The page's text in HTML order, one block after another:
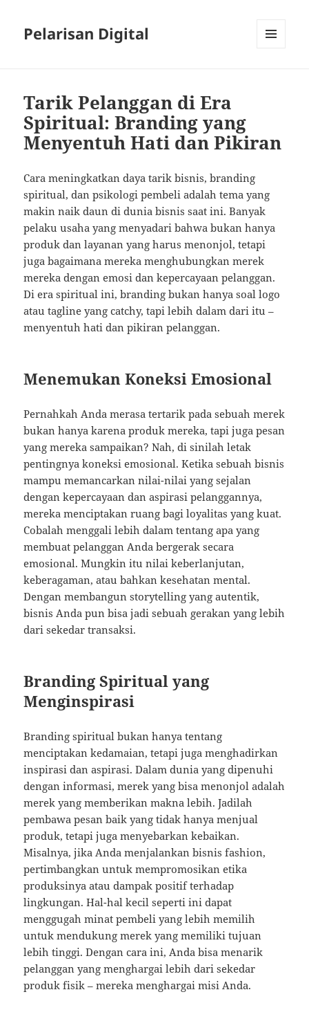
Pelarisan Digital
Tarik Pelanggan di Era
Spiritual: Branding yang
Menyentuh Hati dan Pikiran
Cara meningkatkan daya tarik bisnis, branding
spiritual, dan psikologi pembeli adalah tema yang
makin naik daun di dunia bisnis saat ini. Banyak
pelaku usaha yang menyadari bahwa bukan hanya
produk dan layanan yang harus menonjol, tetapi
juga bagaimana mereka menghubungkan merek
mereka dengan emosi dan kepercayaan pelanggan.
Di era spiritual ini, branding bukan hanya soal logo
atau tagline yang catchy, tapi lebih dalam dari itu –
menyentuh hati dan pikiran pelanggan.
Menemukan Koneksi Emosional
Pernahkah Anda merasa tertarik pada sebuah merek
bukan hanya karena produk mereka, tapi juga pesan
yang mereka sampaikan? Nah, di sinilah letak
pentingnya koneksi emosional. Ketika sebuah bisnis
mampu memancarkan nilai-nilai yang sejalan
dengan kepercayaan dan aspirasi pelanggannya,
mereka menciptakan ruang bagi loyalitas yang kuat.
Cobalah menggali lebih dalam tentang apa yang
membuat pelanggan Anda bergerak secara
emosional. Mungkin itu nilai keberlanjutan,
keberagaman, atau bahkan kesehatan mental.
Dengan membangun storytelling yang autentik,
bisnis Anda pun bisa jadi sebuah gerakan yang lebih
dari sekedar transaksi.
Branding Spiritual yang
Menginspirasi
Branding spiritual bukan hanya tentang
menciptakan kedamaian, tetapi juga menghadirkan
inspirasi dan aspirasi. Dalam dunia yang dipenuhi
dengan informasi, merek yang bisa menonjol adalah
merek yang memberikan makna lebih. Jadilah
pembawa pesan baik yang tidak hanya menjual
produk, tetapi juga menyebarkan kebaikan.
Misalnya, jika Anda menjalankan bisnis fashion,
pertimbangkan untuk mempromosikan etika
produksinya atau dampak positif terhadap
lingkungan. Hal-hal kecil seperti ini dapat
menggugah minat pembeli yang lebih memilih
untuk mendukung merek yang memiliki tujuan
lebih tinggi. Dengan cara ini, Anda bisa menarik
pelanggan yang menghargai lebih dari sekedar
produk fisik – mereka menghargai misi Anda.